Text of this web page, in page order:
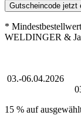
Gutscheincode jetzt
*
WELDINGER &
03.-06.04.2026
15 % auf